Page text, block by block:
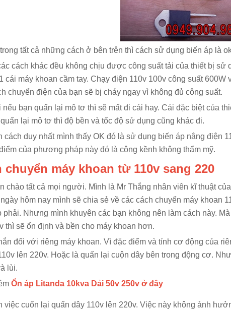
tất cả những cách ở bên trên thì cách sử dụng biến áp là
cách khác đều không chịu được công suất tải của thiết bị sử
cái máy khoan cầm tay. Chạy điện 110v 100v công suất
chuyển điện của bạn sẽ bị cháy ngay vì không đủ công suất.
nếu bạn quấn lại mô tơ thì sẽ mất đi cái hay. Cái đặc biệt của
lại mô tơ thì độ bền và tốc độ sử dụng cũng khác đi.
cách duy nhất mình thấy OK đó là sử dụng biến áp nâng điện
của phương pháp này đó là công kềnh không thẩm mỹ.
chuyển máy khoan từ 110v sang 220
chào tất cả mọi người. Mình là Mr Thắng nhân viên kĩ thuật
hôm nay mình sẽ chia sẻ về các cách chuyển máy khoan
phải. Nhưng mình khuyên các bạn không nên làm cách này.
thì sẽ ổn định và bền cho máy khoan hơn.
đối với riêng máy khoan. Vì đặc điểm và tính cơ động của
lên 220v. Hoặc là quấn lại cuộn dây bên trong động cơ.
lùi.
Ổn áp Litanda 10kva Dải 50v 250v ở đây
việc cuốn lại quấn dây 110v lên 220v. Việc này không ảnh